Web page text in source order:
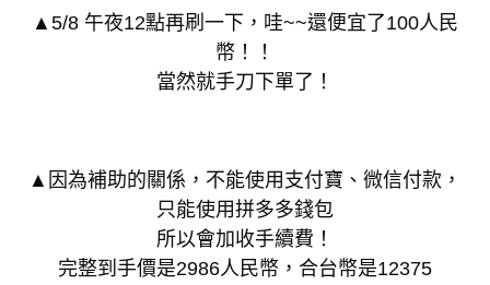
▲5/8 午夜12點再刷一下，哇~~還便宜了100人民
幣！！
當然就手刀下單了！
▲因為補助的關係，不能使用支付寶、微信付款，
只能使用拼多多錢包
所以會加收手續費！
完整到手價是2986人民幣，合台幣是12375